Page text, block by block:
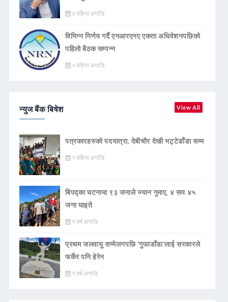
४ महिना अगाडि
विभिन्न निर्णय गर्दै एनआरएनए एकता अधिवेशनपछिको
पहिलो बैठक सम्पन्न
५ महिना अगाडि
न्युज बैंक बिषेश View All
पत्रकारहरुको पदयात्रा, देबीचौर देखी भट्टेडाँडा सम्म
१ महिना अगाडि
बिपद्का घटनामा ९३ जनाले ज्यान गुमाए, ४ सय ४५
जना घाइते
१ वर्ष अगाडि
प्रथम जलवायु सम्मेलनपछि ‘गुफाडाँडा’लाई सरकारले
फर्केर पनि हेरेन
१ वर्ष अगाडि